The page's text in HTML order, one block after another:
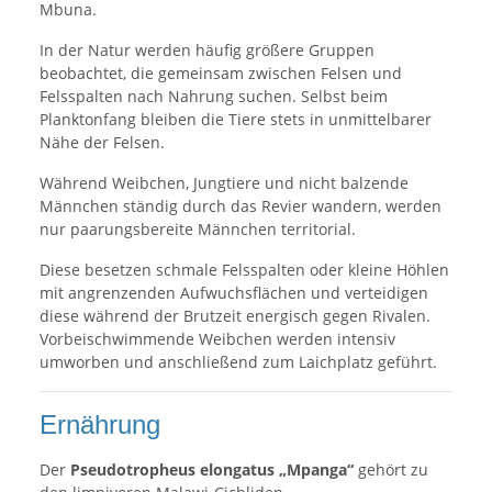
Mbuna.
In der Natur werden häufig größere Gruppen
beobachtet, die gemeinsam zwischen Felsen und
Felsspalten nach Nahrung suchen. Selbst beim
Planktonfang bleiben die Tiere stets in unmittelbarer
Nähe der Felsen.
Während Weibchen, Jungtiere und nicht balzende
Männchen ständig durch das Revier wandern, werden
nur paarungsbereite Männchen territorial.
Diese besetzen schmale Felsspalten oder kleine Höhlen
mit angrenzenden Aufwuchsflächen und verteidigen
diese während der Brutzeit energisch gegen Rivalen.
Vorbeischwimmende Weibchen werden intensiv
umworben und anschließend zum Laichplatz geführt.
Ernährung
Der Pseudotropheus elongatus „Mpanga“ gehört zu